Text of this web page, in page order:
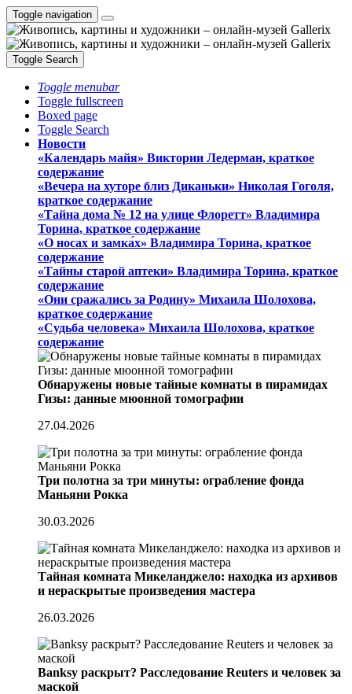
Toggle navigation
Toggle Search
Toggle menubar
Toggle fullscreen
Boxed page
Toggle Search
Новости
«Календарь майя» Виктории Ледерман, краткое
содержание
«Вечера на хуторе близ Диканьки» Николая Гоголя,
краткое содержание
«Тайна дома № 12 на улице Флоретт» Владимира
Торина, краткое содержание
«О носах и замка́х» Владимира Торина, краткое
содержание
«Тайны старой аптеки» Владимира Торина, краткое
содержание
«Они сражались за Родину» Михаила Шолохова,
краткое содержание
«Судьба человека» Михаила Шолохова, краткое
содержание
Обнаружены новые тайные комнаты в пирамидах
Гизы: данные мюонной томографии
27.04.2026
Три полотна за три минуты: ограбление фонда
Маньяни Рокка
30.03.2026
Тайная комната Микеланджело: находка из архивов
и нераскрытые произведения мастера
26.03.2026
Banksy раскрыт? Расследование Reuters и человек за
маской